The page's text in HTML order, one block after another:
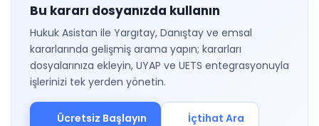
Bu kararı dosyanızda kullanın
Hukuk Asistan ile Yargıtay, Danıştay ve emsal
kararlarında gelişmiş arama yapın; kararları
dosyalarınıza ekleyin, UYAP ve UETS entegrasyonuyla
işlerinizi tek yerden yönetin.
Ücretsiz Başlayın İçtihat Ara